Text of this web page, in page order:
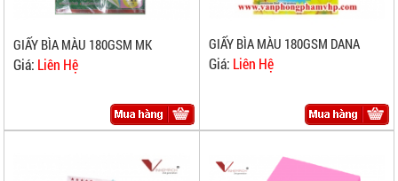
GIẤY BÌA MÀU 180GSM MK
Giá: Liên Hệ
GIẤY BÌA MÀU 180GSM DANA
Giá: Liên Hệ